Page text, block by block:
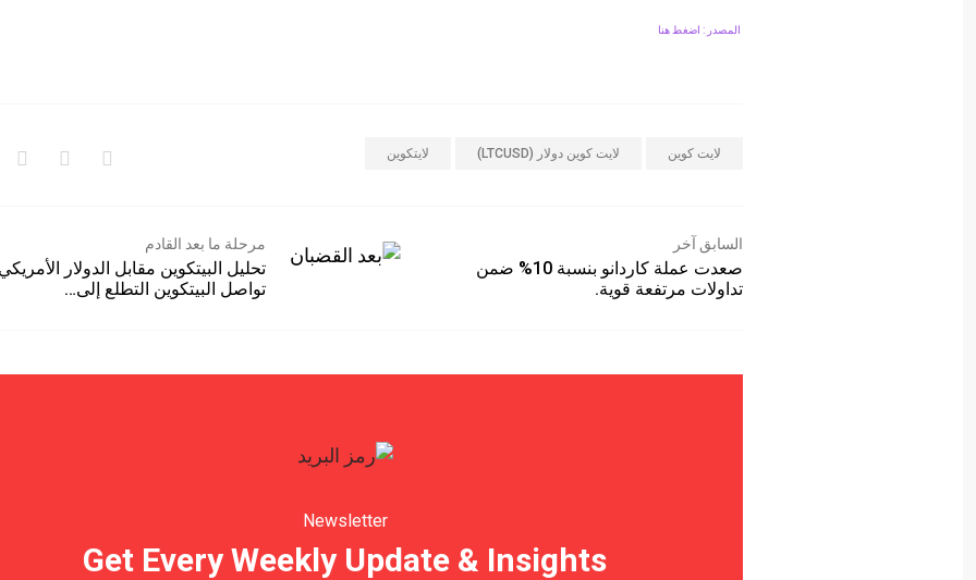
المصدر : اضغط هنا
لايت كوين لايت كوين دولار (LTCUSD) لايتكوين
السابق آخر
صعدت عملة كاردانو بنسبة 10% ضمن
تداولات مرتفعة قوية.
مرحلة ما بعد القادم
تحليل البيتكوين مقابل الدولار
تواصل البيتكوين التطلع إلى…
Newsletter
Get Every Weekly Update & Insights